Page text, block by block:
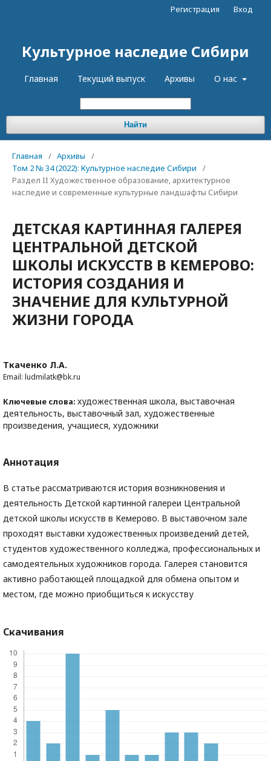
Культурное наследие Сибири
Главная Текущий выпуск Архивы О нас
Найти
Регистрация Вход
Главная / Архивы
/
Том 2 № 34 (2022): Культурное наследие Сибири
/
Раздел II Художественное образование, архитектурное
наследие и современные культурные ландшафты Сибири
ДЕТСКАЯ КАРТИННАЯ ГАЛЕРЕЯ
ЦЕНТРАЛЬНОЙ ДЕТСКОЙ
ШКОЛЫ ИСКУССТВ В КЕМЕРОВО:
ИСТОРИЯ СОЗДАНИЯ И
ЗНАЧЕНИЕ ДЛЯ КУЛЬТУРНОЙ
ЖИЗНИ ГОРОДА
Ткаченко Л.А.
Email: ludmilatk@bk.ru
Ключевые слова: художественная школа, выставочная
деятельность, выставочный зал, художественные
произведения, учащиеся, художники
Аннотация
В статье рассматриваются история возникновения и
деятельность Детской картинной галереи Центральной
детской школы искусств в Кемерово. В выставочном зале
проходят выставки художественных произведений детей,
студентов художественного колледжа, профессиональных и
самодеятельных художников города. Галерея становится
активно работающей площадкой для обмена опытом и
местом, где можно приобщиться к искусству
Скачивания